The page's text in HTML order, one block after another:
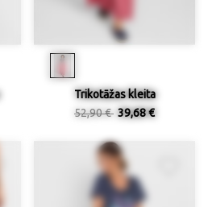
Trikotāžas kleita
52,90 € 39,68 €